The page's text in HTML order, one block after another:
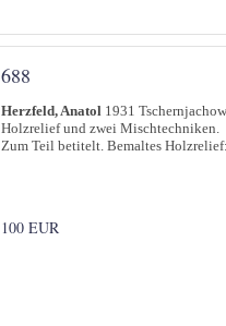
688
Herzfeld, Anatol 1931
Holzrelief und zwei Mischtechniken.
Zum Teil betitelt. Bemaltes
100 EUR